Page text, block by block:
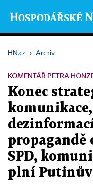
HN.cz › Archiv
KOMENTÁŘ PETRA
Konec
propagandě
SPD,
plní Putinův